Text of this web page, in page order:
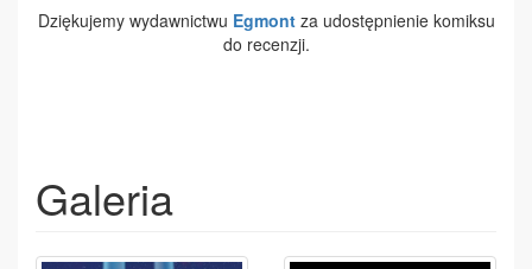
Dziękujemy wydawnictwu Egmontza udostępnienie komiksu
do recenzji.
Galeria